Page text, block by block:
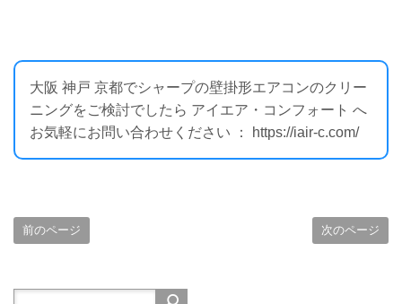
大阪 神戸 京都でシャープの壁掛形エアコンのクリー
ニングをご検討でしたら アイエア・コンフォート へ
お気軽にお問い合わせください ： https://iair-c.com/
前のページ 次のページ